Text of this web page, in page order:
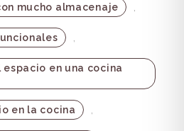
mucho almacenaje
en una cocina
en la cocina